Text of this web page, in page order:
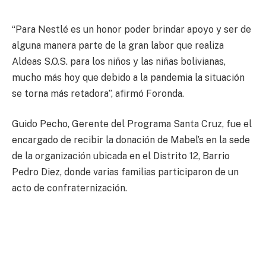
“Para Nestlé es un honor poder brindar apoyo y ser de
alguna manera parte de la gran labor que realiza
Aldeas S.O.S. para los niños y las niñas bolivianas,
mucho más hoy que debido a la pandemia la situación
se torna más retadora”, afirmó Foronda.
Guido Pecho, Gerente del Programa Santa Cruz, fue el
encargado de recibir la donación de Mabel’s en la sede
de la organización ubicada en el Distrito 12, Barrio
Pedro Diez, donde varias familias participaron de un
acto de confraternización.